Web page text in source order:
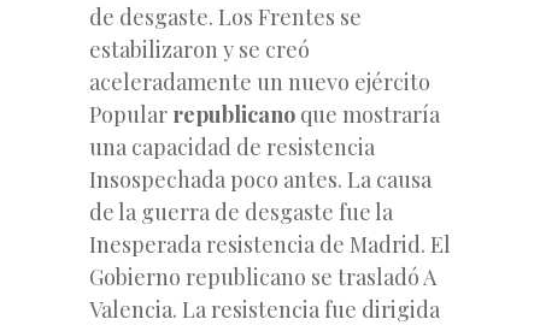
de desgaste. Los Frentes se
estabilizaron y se creó
aceleradamente un nuevo ejército
Popular republicano que mostraría
una capacidad de resistencia
Insospechada poco antes. La causa
de la guerra de desgaste fue la
Inesperada resistencia de Madrid. El
Gobierno republicano se trasladó A
Valencia. La resistencia fue dirigida